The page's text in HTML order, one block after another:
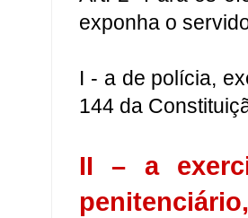
exponha o
I - a de polícia,
144 da
II – a